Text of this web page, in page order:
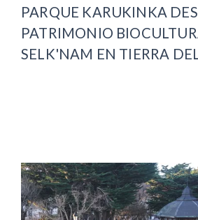
PARQUE KARUKINKA
PATRIMONIO
SELK'NAM EN TIERRA